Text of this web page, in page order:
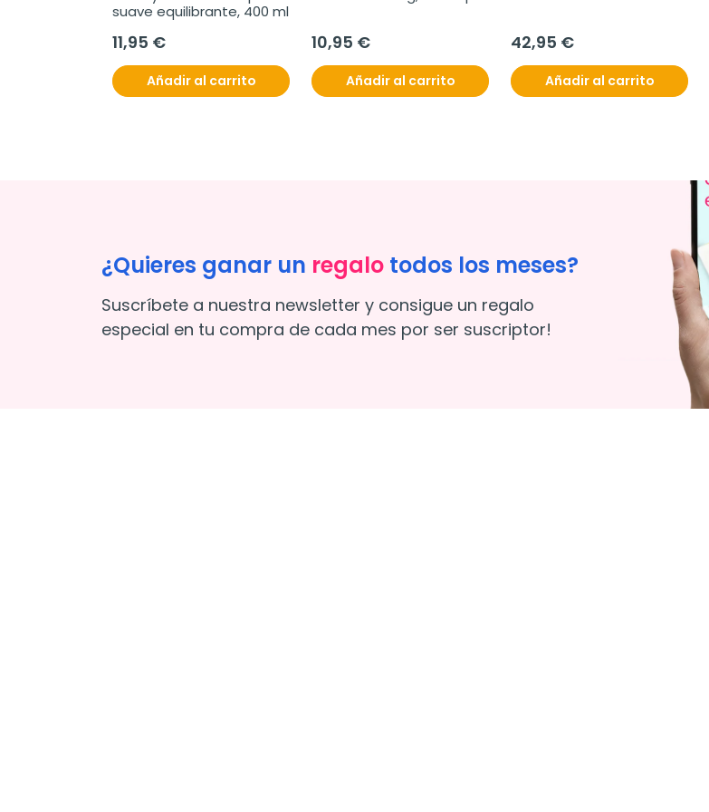
suave equilibrante, 400 ml
11,95 €
Añadir al carrito
10,95 €
Añadir al carrito
42,95 €
Añadir al carrito
¿Quieres ganar un regalo todos los meses?
Suscríbete a nuestra newsletter y consigue un regalo
especial en tu compra de cada mes por ser suscriptor!